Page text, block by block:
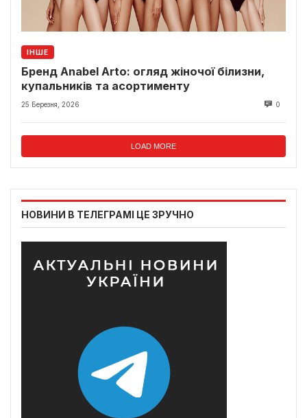
ІНШЕ
Бренд Anabel Arto: огляд жіночої білизни,
купальників та асортименту
25 Березня, 2026 0
LOAD MORE
НОВИНИ В ТЕЛЕГРАМІ ЦЕ ЗРУЧНО